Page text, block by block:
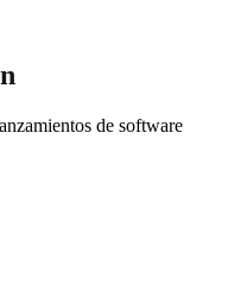
de software